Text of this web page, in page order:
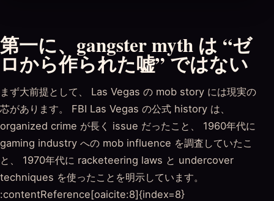
第一に、gangster myth は “ゼ
ロから作られた嘘” ではない
まず大前提として、 Las Vegas の mob story には現実の
芯があります。 FBI Las Vegas の公式 history は、
organized crime が長く issue だったこと、 1960年代に
gaming industry への mob influence を調査していたこ
と、 1970年代に racketeering laws と undercover
techniques を使ったことを明示しています。
:contentReference[oaicite:8]{index=8}